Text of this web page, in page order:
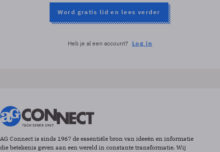
Word gratis lid en lees verder
Heb je al een account? Log in
AG Connect is sinds 1967 de essentiële bron van ideeën en informatie
die betekenis geven aan een wereld in constante transformatie. Wij